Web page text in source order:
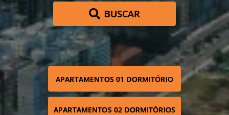
BUSCAR
APARTAMENTOS 01 DORMITÓRIO
APARTAMENTOS 02 DORMITÓRIOS